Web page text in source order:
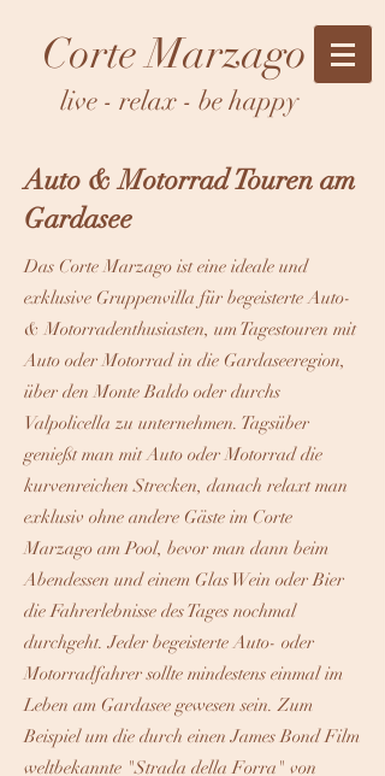
Corte Marzago
live - relax - be happy
Auto & Motorrad Touren am
Gardasee
Das Corte Marzago ist eine ideale und
exklusive Gruppenvilla für begeisterte Auto-
& Motorradenthusiasten, um Tagestouren mit
Auto oder Motorrad in die Gardaseeregion,
über den Monte Baldo oder durchs
Valpolicella zu unternehmen. Tagsüber
genießt man mit Auto oder Motorrad die
kurvenreichen Strecken, danach relaxt man
exklusiv ohne andere Gäste im Corte
Marzago am Pool, bevor man dann beim
Abendessen und einem Glas Wein oder Bier
die Fahrerlebnisse des Tages nochmal
durchgeht. Jeder begeisterte Auto- oder
Motorradfahrer sollte mindestens einmal im
Leben am Gardasee gewesen sein. Zum
Beispiel um die durch einen James Bond Film
weltbekannte "Strada della Forra" von